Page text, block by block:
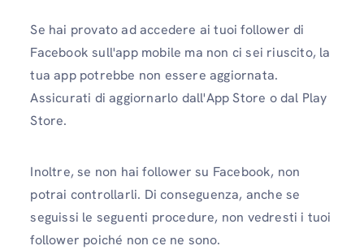
Se hai provato ad accedere ai tuoi follower di
Facebook sull'app mobile ma non ci sei riuscito, la
tua app potrebbe non essere aggiornata.
Assicurati di aggiornarlo dall'App Store o dal Play
Store.
Inoltre, se non hai follower su Facebook, non
potrai controllarli. Di conseguenza, anche se
seguissi le seguenti procedure, non vedresti i tuoi
follower poiché non ce ne sono.